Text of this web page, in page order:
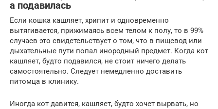
а подавилась
Если кошка кашляет, хрипит и одновременно
вытягивается, прижимаясь всем телом к полу, то в 99%
случаев это свидетельствует о том, что в пищевод или
дыхательные пути попал инородный предмет. Когда кот
кашляет, будто подавился, не стоит ничего делать
самостоятельно. Следует немедленно доставить
питомца в клинику.
Иногда кот давится, кашляет, будто хочет вырвать, но